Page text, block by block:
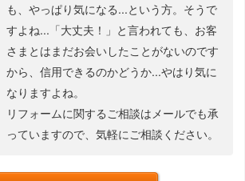
も、やっぱり気になる...という方。そうで
すよね...「大丈夫！」と言われても、お客
さまとはまだお会いしたことがないのです
から、信用できるのかどうか...やはり気に
なりますよね。
リフォームに関するご相談はメールでも承
っていますので、気軽にご相談ください。